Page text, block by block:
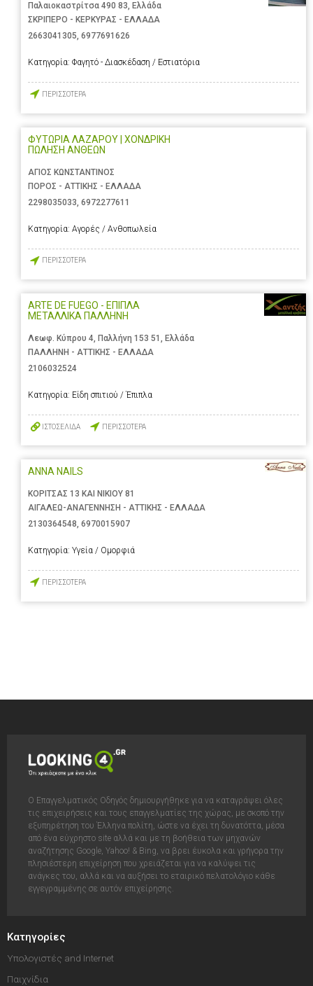
Παλαιοκαστρίτσα 490 83, Ελλάδα
ΣΚΡΙΠΕΡΟ - ΚΕΡΚΥΡΑΣ - ΕΛΛΑΔΑ
2663041305, 6977691626
Κατηγορία: Φαγητό - Διασκέδαση / Εστιατόρια
ΠΕΡΙΣΣΟΤΕΡΑ
ΦΥΤΩΡΙΑ ΛΑΖΑΡΟΥ | ΧΟΝΔΡΙΚΗ
ΠΩΛΗΣΗ ΑΝΘΕΩΝ
ΑΓΙΟΣ ΚΩΝΣΤΑΝΤΙΝΟΣ
ΠΟΡΟΣ - ΑΤΤΙΚΗΣ - ΕΛΛΑΔΑ
2298035033 6972277611
Κατηγορία: Αγορές / Ανθοπωλεία
ΠΕΡΙΣΣΟΤΕΡΑ
ARTE DE FUEGO - ΕΠΙΠΛΑ
ΜΕΤΑΛΛΙΚΑ ΠΑΛΛΗΝΗ
Λεωφ. Κύπρου 4, Παλλήνη 153 51, Ελλάδα
ΠΑΛΛΗΝΗ - ΑΤΤΙΚΗΣ - ΕΛΛΑΔΑ
2106032524
Κατηγορία: Είδη σπιτιού / Έπιπλα
ΙΣΤΟΣΕΛΙΔΑ ΠΕΡΙΣΣΟΤΕΡΑ
ANNA NAILS
ΚΟΡΙΤΣΑΣ 13 ΚΑΙ ΝΙΚΙΟΥ 81
ΑΙΓΑΛΕΩ-ΑΝΑΓΕΝΝΗΣΗ - ΑΤΤΙΚΗΣ - ΕΛΛΑΔΑ
2130364548, 6970015907
Κατηγορία: Υγεία / Ομορφιά
ΠΕΡΙΣΣΟΤΕΡΑ
Ο Επαγγελματικός Οδηγός δημιουργήθηκε για να καταγράψει όλες
τις επιχειρήσεις και τους επαγγελματίες της χώρας, με σκοπό την
εξυπηρέτηση του Έλληνα πολίτη, ώστε να έχει τη δυνατόττα, μέσα
από ένα εύχρηστο site αλλά και με τη βοήθεια των μηχανών
αναζήτησης Google, Yahoo! & Bing, να βρει έυκολα και γρήγορα την
πλησιέστερη επιχείρηση που χρειάζεται για να καλύψει τις
ανάγκες του, αλλά και να αυξήσει το εταιρικό πελατολόγιο κάθε
εγγεγραμμένης σε αυτόν επιχείρησης.
Κατηγορίες
Υπολογιστές and Internet
Παιχνίδια